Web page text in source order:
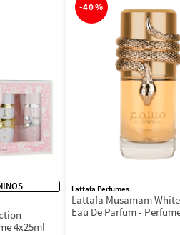
4x25ml
-40%
Lattafa Perfumes
Lattafa Musamam
Eau De Parfum -